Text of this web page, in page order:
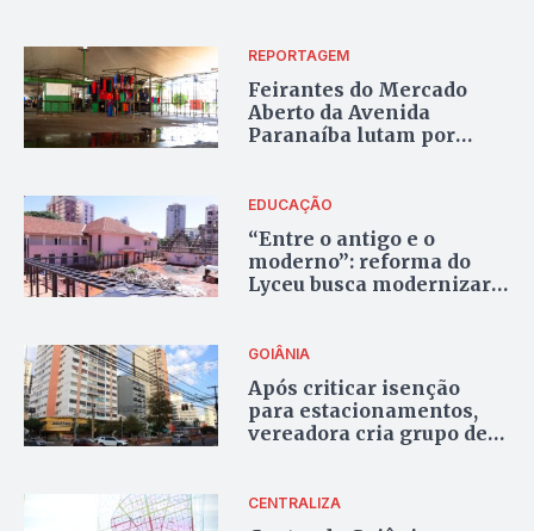
IPHAN em Goiás
REPORTAGEM
Feirantes do Mercado
Aberto da Avenida
Paranaíba lutam por
EDUCAÇÃO
“Entre o antigo e o
moderno”: reforma do
Lyceu busca modernizar a
GOIÂNIA
Após criticar isenção
para estacionamentos,
vereadora cria grupo de
CENTRALIZA